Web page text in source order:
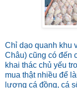
Chỉ dạo quanh khu
Châu) cũng có đến
khai thác chủ yếu
mua thật nhiều để
lượng cá đồng, cá